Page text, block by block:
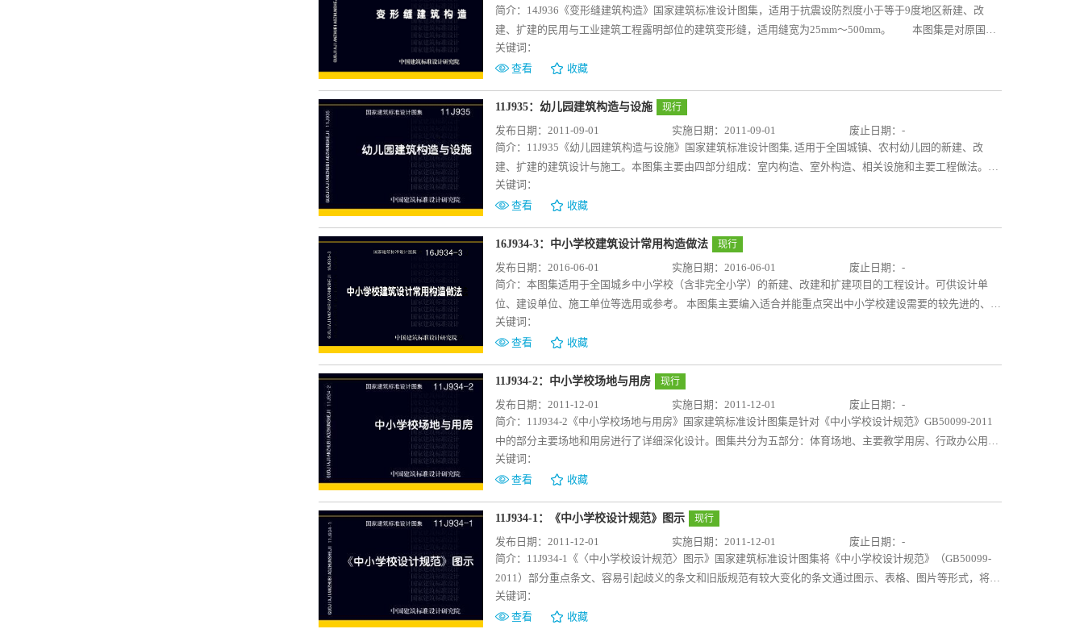
简介： 14J936《变形缝建筑构造》国家建筑标准设计图集，适用于抗震设防烈度小于等于9度地区新建、改
建、扩建的民用与工业建筑工程露明部位的建筑变形缝，适用缝宽为25mm～500mm。 本图集是对原国标
参考图集04CJ01-1、04CJ01-2、04CJ01-3的提升编制，本图集共编入建筑变形缝常用的A、B、C、D四个系列
变形缝装置的构造详图及选用规格表，每个系列按使用部位分为：楼面变形缝、内墙和顶棚变形缝、吊顶变形
缝、外墙变形缝和屋面（包括停车屋面）变形缝装置；按使用形式分为：平面型变形缝、转角型变形缝装置；
按构造特征分为：盖板型变形缝、卡锁型变形缝、嵌平型变形缝装置；为满足特殊使用功能的要求编入了防震
型变形缝、承重型变形缝装置等。 变形缝装置根据工程需要加配阻火带和止水带，可达到防火和防水的要
求。图中规格表可供设计人员根据实际工程需要直接选用、施工人员照图施工。 本图集所编内容较全面，
总说明中对建筑变形缝、建筑变形缝装置的选用要点、适用范围、构造特征、材料和施工要求等进行了图文并
茂的详细论述。本图集采用分系列编排的形式，方便使用者配套选用。
关键词：
查看
收藏
11J935：幼儿园建筑构造与设施 现行
发布日期：2011-09-01 实施日期：2011-09-01
废止日期：-
简介： 11J935《幼儿园建筑构造与设施》国家建筑标准设计图集, 适用于全国城镇、农村幼儿园的新建、改
建、扩建的建筑设计与施工。本图集主要由四部分组成：室内构造、室外构造、相关设施和主要工程做法。室
内构造包括卫生间布置图及构造详图、以及活动室、卧室、多功能厅的细部构造。室外构造包括室外游戏场
地、室外戏水池及沙坑的构造详图。相关设施包括室内主要家具、毛巾架、水杯架、黑板等设施。工程做法主
要是适用于幼儿园室内、外各种材料的工程做法。 本图集的编制体现了新理念、新产品、新技术、新工艺
等特点，用于指导幼儿园建筑建设。图集可供全国建设单位、规划和建筑设计、施工、监理、验收等相关人员
使用。
关键词：
查看
收藏
16J934-3：中小学校建筑设计常用构造做法 现行
发布日期：2016-06-01 实施日期：2016-06-01
废止日期：-
简介： 本图集适用于全国城乡中小学校（含非完全小学）的新建、改建和扩建项目的工程设计。可供设计单
位、建设单位、施工单位等选用或参考。 本图集主要编入适合并能重点突出中小学校建设需要的较先进的、易
于操作的、成熟的常用构造做法。 主要内容有5大部分：1、室外工程（道路广场、台阶坡道、体育场地等）；
2、主体部位（楼地面、墙裙、墙体、屋面、门窗等）；3、细部构造（栏杆扶手、风口和导光管等）；4、设
施设备（黑板、讲台、布告栏、展示橱窗和实验桌等）；5、专用教室（化学实验室和舞蹈教室）。 本图集所
编内容较全面，充分体现中小学校建设的特点。符合国家教育改革的基本要求，并具有适宜的前瞻性和可操作
性，使市区和郊区、城镇和农村学校建设都能方便选用，并有益于实现保护环境和节约资源，建设绿色学校的
原则。在使用本图集选用构造做法时，需根据中小学校建筑工程所在气候区，选用适宜的围护结构节能做法；
并满足中小学校光质量、声质量及其他功能性需求。本图集方便设计人员选用，提高设计速度，有利于保证各
地中小学校建设过程的设计及施工质量。
关键词：
查看
收藏
11J934-2：中小学校场地与用房 现行
发布日期：2011-12-01 实施日期：2011-12-01
废止日期：-
简介： 11J934-2《中小学校场地与用房》国家建筑标准设计图集是针对《中小学校设计规范》GB50099-2011
中的部分主要场地和用房进行了详细深化设计。图集共分为五部分：体育场地、主要教学用房、行政办公用
房、生活服务用房和疏散关键部位。本图集便于设计人员和管理人员全面理解和掌握规范的要求，同时提出设
计方法和设计原则。 本图集适用于城镇和农村中小学校（含非完全小学）的新建、改建和扩建项目的规划
和工程设计。可供全国中小学校建设单位、规划和建筑设计、施工、监理、验收等相关人员使用，也可以作为
建筑设计相关专业教师和学生对这部分内容教学参考使用。
关键词：
查看
收藏
11J934-1：《中小学校设计规范》图示 现行
发布日期：2011-12-01 实施日期：2011-12-01
废止日期：-
简介： 11J934-1《〈中小学校设计规范〉图示》国家建筑标准设计图集将《中小学校设计规范》（GB50099-
2011）部分重点条文、容易引起歧义的条文和旧版规范有较大变化的条文通过图示、表格、图片等形式，将规
范条纹清晰、简洁、明确的表达出来，力求反映规范的原意。图集以条文为依据，按《中小学校设计规范》条
文顺序进行排列。 本图集可供全国中小学校建设单位、规划和建筑设计、施工、监理、验收等相关人员使
关键词：
查看
收藏